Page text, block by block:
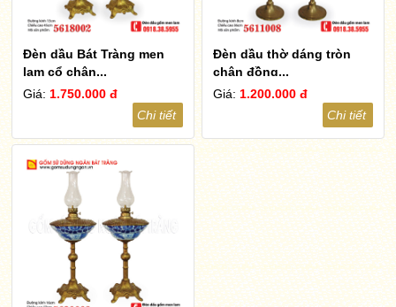
Đèn dầu Bát Tràng men
lam cổ chân...
Giá: 1.750.000 đ
Chi tiết
Đèn dầu thờ dáng tròn
chân đồng...
Giá: 1.200.000 đ
Chi tiết